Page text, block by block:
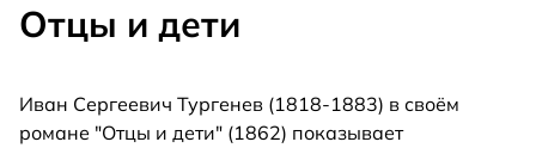
Отцы и дети
Иван Сергеевич Тургенев (1818-1883) в своём
романе "Отцы и дети" (1862) показывает